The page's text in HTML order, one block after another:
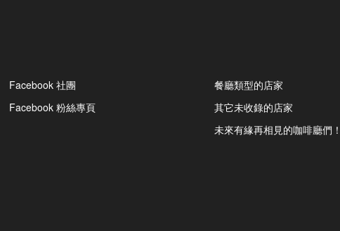
Facebook 社團
Facebook 粉絲專頁
餐廳類型的店家
其它未收錄的店家
未來有緣再相見的咖啡廳們！